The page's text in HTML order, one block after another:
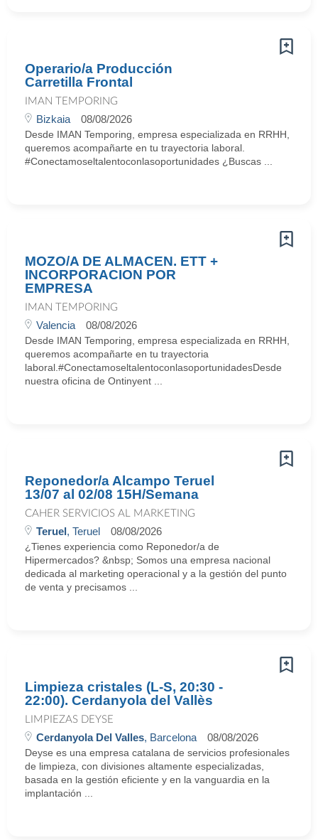
Operario/a Producción
Carretilla Frontal
IMAN TEMPORING
Bizkaia 08/08/2026
Desde IMAN Temporing, empresa especializada en RRHH,
queremos acompañarte en tu trayectoria laboral.
#Conectamoseltalentoconlasoportunidades ¿Buscas ...
MOZO/A DE ALMACEN. ETT +
INCORPORACION POR
EMPRESA
IMAN TEMPORING
Valencia 08/08/2026
Desde IMAN Temporing, empresa especializada en RRHH,
queremos acompañarte en tu trayectoria
laboral.#ConectamoseltalentoconlasoportunidadesDesde
nuestra oficina de Ontinyent ...
Reponedor/a Alcampo Teruel
13/07 al 02/08 15H/Semana
CAHER SERVICIOS AL MARKETING
Teruel, Teruel 08/08/2026
¿Tienes experiencia como Reponedor/a de
Hipermercados? &nbsp; Somos una empresa nacional
dedicada al marketing operacional y a la gestión del punto
de venta y precisamos ...
Limpieza cristales (L-S, 20:30 -
22:00). Cerdanyola del Vallès
LIMPIEZAS DEYSE
Cerdanyola Del Valles, Barcelona 08/08/2026
Deyse es una empresa catalana de servicios profesionales
de limpieza, con divisiones altamente especializadas,
basada en la gestión eficiente y en la vanguardia en la
implantación ...